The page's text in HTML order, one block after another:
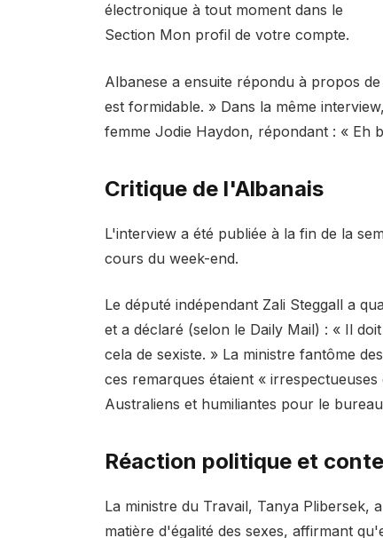
électronique à tout moment dans le
Section Mon profil de votre compte.
Albanese a ensuite répondu à propos
est formidable. » Dans la même
femme Jodie Haydon, répondant : « Eh
Critique de l'Albanais
L'interview a été publiée à la fin de la
cours du week-end.
Le député indépendant Zali Steggall a
et a déclaré (selon le Daily Mail) : « Il
cela de sexiste. » La ministre fantôme
ces remarques étaient «
Australiens et humiliantes pour le
Réaction politique et
La ministre du Travail, Tanya Plibersek,
matière d'égalité des sexes, affirmant